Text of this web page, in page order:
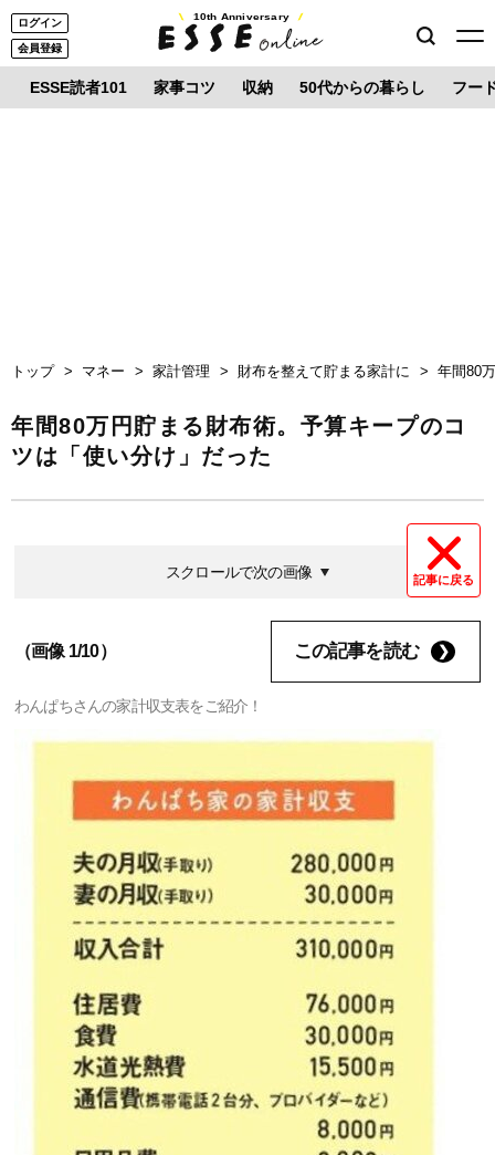
ログイン
会員登録
10th Anniversary
ESSE読者101 家事コツ 収納 50代からの暮らし フー
トップ マネー 家計管理 財布を整えて貯まる家計に 年間80
年間80万円貯まる財布術。予算キープのコ
ツは「使い分け」だった
記事に戻る
スクロールで次の画像
（画像 1/10） この記事を読む
わんぱちさんの家計収支表をご紹介！